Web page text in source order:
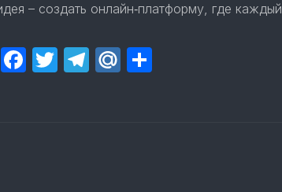
– создать онлайн‑платформу, где каждый
Odnoklassniki
Facebook
Twitter
Telegram
Mail.Ru